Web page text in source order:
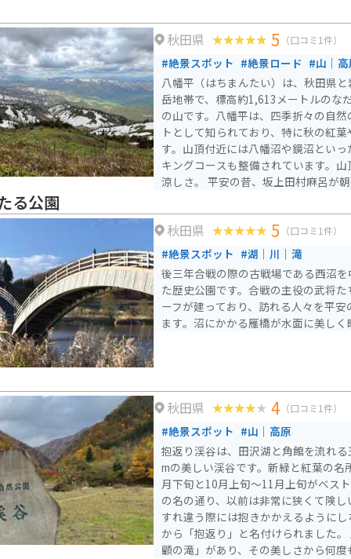
り、左耳が垂れている特徴があります。 事務所内には看板
しての秋田犬が4頭おり、4月下旬か
犬舎でも見学が可能です。また、秋
おり、事務所営業日に秋田犬との交
できます。
秋田県 5 （口コミ1件）
#絶景スポット #絶景ロード #山｜
八幡平（はちまんたい）は、秋田県
岳地帯で、標高約1,613メートルのな
の山です。八幡平は、四季折々の自
トとして知られており、特に秋の紅
す。山頂付近には八幡沼や鏡沼とい
キングコースも整備されています。
涼しさ。 平安の昔、坂上田村麻呂が朝廷から遣わされてここへ
幡平」と名づけたとか。そのシンボ
湖沼の中で一番大きい沼。エメラル
は、ミズバショウ、ニッコウキスゲ
高山植物が、雪解けから夏まで、リ
す。 また、八幡平アスピーテラインという観光道路があり、ツ
ーリングを楽しみながら絶景を堪能
雪景色が広がり、スキーやスノーボ
ーツも盛んです。 また、松川温泉側から山頂をめざす八幡平樹
行してみると、アスピーテライン側
いることにも気がつくでしょう。
る公園
秋田県 5 （口コミ1件）
#絶景スポット #湖｜川｜滝
後三年合戦の際の古戦場である西沼
た歴史公園です。合戦の主役の武将
ーフが建っており、訪れる人々を平
ます。沼にかかる雁橋が水面に美し
秋田県 4 （口コミ1件）
#絶景スポット #山｜高原
抱返り渓谷は、田沢湖と角館を流れ
mの美しい渓谷です。新緑と紅葉の名
月下旬と10月上旬～11月上旬がベス
の名の通り、以前は非常に狭くて険
すれ違う際には抱きかかえるように
から「抱返り」と名付けられました。 主要な見どころには「回
顧の滝」があり、その美しさから何